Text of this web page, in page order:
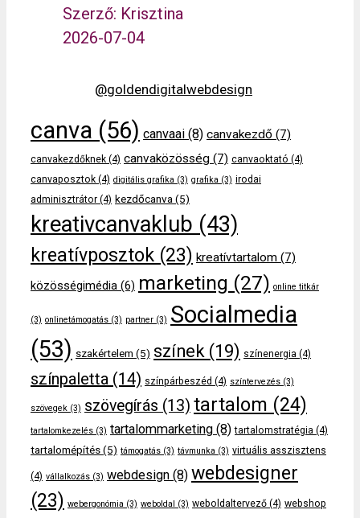
Szerző: Krisztina
2026-07-04
@goldendigitalwebdesign
canva (56) canvaai (8) canvakezdő (7)
canvakezdőknek (4) canvaközösség (7) canvaoktató (4)
canvaposztok (4) digitális grafika (3) grafika (3) irodai
adminisztrátor (4) kezdőcanva (5)
kreativcanvaklub (43)
kreatívposztok (23) kreatívtartalom (7)
közösségimédia (6) marketing (27) online titkár
(3) onlinetámogatás (3) partner (3) Socialmedia
(53) szakértelem (5) színek (19) színenergia (4)
színpaletta (14) színpárbeszéd (4) színtervezés (3)
szövegek (3) szövegírás (13) tartalom (24)
tartalomkezelés (3) tartalommarketing (8) tartalomstratégia (4)
tartalomépítés(5) támogatás (3) távmunka (3) virtuális asszisztens
(4) vállalkozás (3) webdesign (8) webdesigner
(23) webergonómia (3) weboldal (3) weboldaltervező (4) webshop